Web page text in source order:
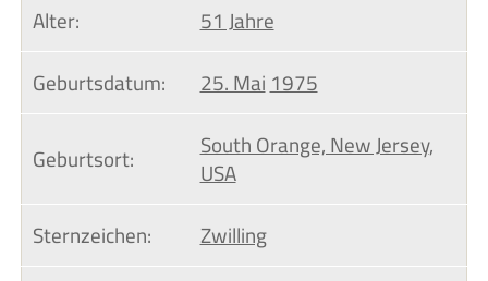
Alter:
51 Jahre
Geburtsdatum:
25. Mai1975
Geburtsort:
South Orange, New Jersey,
USA
Sternzeichen:
Zwilling